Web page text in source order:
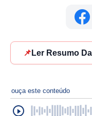
📌 Ler Resumo
ouça este conteúdo